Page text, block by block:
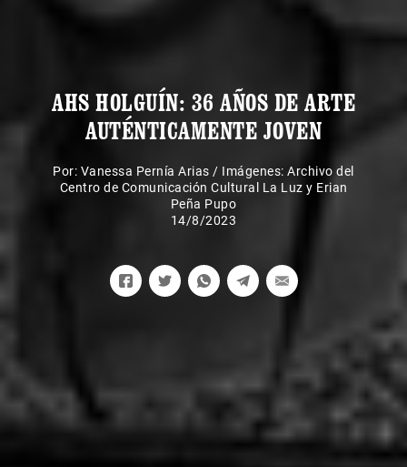
AHS HOLGUÍN: 36 AÑOS DE ARTE
AUTÉNTICAMENTE JOVEN
Por: Vanessa Pernía Arias / Imágenes: Archivo del
Centro de Comunicación Cultural La Luz y Erian
Peña Pupo
14/8/2023